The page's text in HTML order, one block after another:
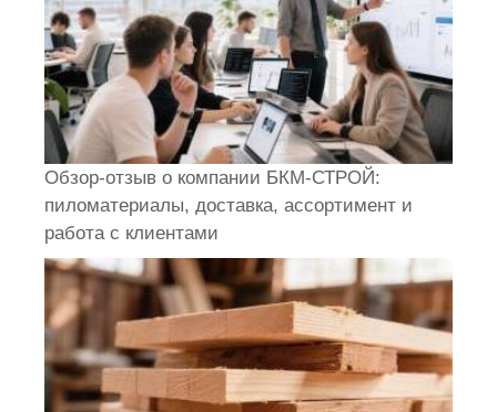
Обзор-отзыв о компании БКМ-СТРОЙ:
пиломатериалы, доставка, ассортимент и
работа с клиентами